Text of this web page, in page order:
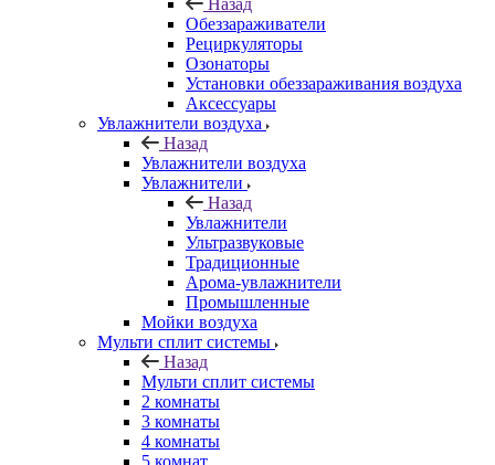
Назад
Обеззараживатели
Рециркуляторы
Озонаторы
Установки обеззараживания воздуха
Аксессуары
Увлажнители воздуха
Назад
Увлажнители воздуха
Увлажнители
Назад
Увлажнители
Ультразвуковые
Традиционные
Арома-увлажнители
Промышленные
Мойки воздуха
Мульти сплит системы
Назад
Мульти сплит системы
2 комнаты
3 комнаты
4 комнаты
5 комнат